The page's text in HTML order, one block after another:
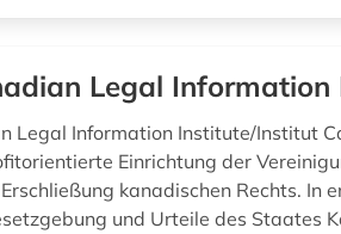
Legal
Legal Information Institute/Institut
Einrichtung der
kanadischen Rechts. In
und Urteile des Staates